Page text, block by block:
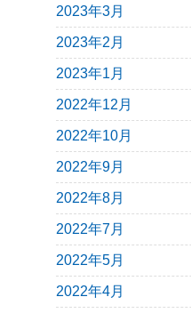
2023年3月
2023年2月
2023年1月
2022年12月
2022年10月
2022年9月
2022年8月
2022年7月
2022年5月
2022年4月